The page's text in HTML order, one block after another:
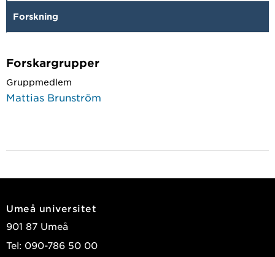
Forskning
Forskargrupper
Gruppmedlem
Mattias Brunström
Umeå universitet
901 87 Umeå
Tel: 090-786 50 00